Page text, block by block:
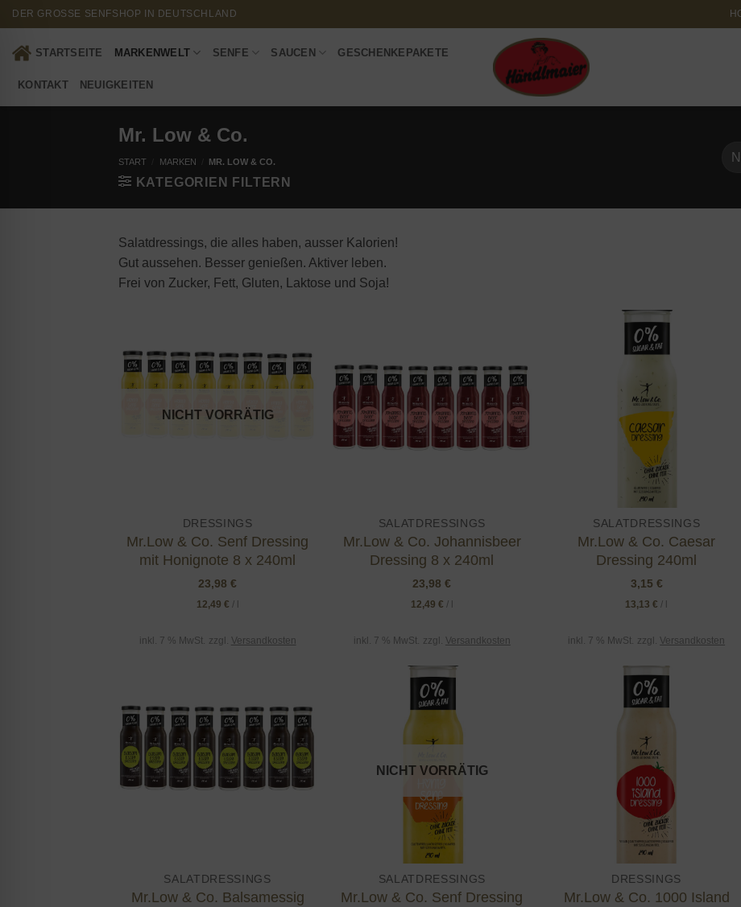
Zum
Inhalt
springen
DER GROSSE SENFSHOP IN DEUTSCHLAND
STARTSEITE MARKENWELT SENFE SAUCEN GESCHENKEPAKETE
KONTAKT NEUIGKEITEN
Mr. Low & Co.
START MARKEN MR. LOW & CO.
KATEGORIEN FILTERN
Salatdressings, die alles haben, ausser Kalorien!
Gut aussehen. Besser genießen. Aktiver leben.
Frei von Zucker, Fett, Gluten, Laktose und Soja!
Add to
wishlist
NICHT VORRÄTIG
DRESSINGS
Mr.Low & Co. Senf Dressing
mit Honignote 8 x 240ml
23,98€
12,49 € / l
inkl. 7 % MwSt. zzgl. Versandkosten
wishlist
SALATDRESSINGS
Mr.Low & Co. Johannisbeer
Dressing 8 x 240ml
23,98€
12,49 € / l
inkl. 7 % MwSt. zzgl. Versandkosten
SALATDRESSINGS
Mr.Low & Co. Caesar
Dressing 240ml
3,15 €
13,13€ / l
inkl. 7 % MwSt. zzgl.Versandkosten
Add to
wishlist
SALATDRESSINGS
Mr.Low & Co. Balsamessig
NICHT VORRÄTIG
SALATDRESSINGS
Mr.Low & Co. Senf Dressing
DRESSINGS
Mr.Low & Co. 1000 Island